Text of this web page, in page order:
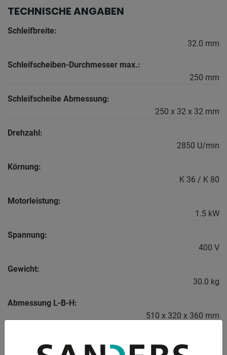
TECHNISCHE ANGABEN
Schleifbreite:
32.0 mm
Schleifscheiben-Durchmesser max.:
250 mm
Schleifscheibe Abmessung:
250 x 32 x 32 mm
Drehzahl:
2850 U/min
Körnung:
K 36 / K 80
Motorleistung:
1.5 kW
Spannung:
400 V
Gewicht:
30.0 kg
Abmessung L-B-H:
510 x 320 x 360 mm